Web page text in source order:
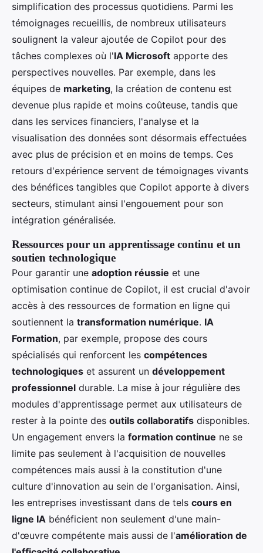
simplification des processus quotidiens. Parmi les
témoignages recueillis, de nombreux utilisateurs
soulignent la valeur ajoutée de Copilot pour des
tâches complexes où l'IA Microsoft apporte des
perspectives nouvelles. Par exemple, dans les
équipes de marketing, la création de contenu est
devenue plus rapide et moins coûteuse, tandis que
dans les services financiers, l'analyse et la
visualisation des données sont désormais effectuées
avec plus de précision et en moins de temps. Ces
retours d'expérience servent de témoignages vivants
des bénéfices tangibles que Copilot apporte à divers
secteurs, stimulant ainsi l'engouement pour son
intégration généralisée.
Ressources pour un apprentissage continu et un
soutien technologique
Pour garantir une adoption réussie et une
optimisation continue de Copilot, il est crucial d'avoir
accès à des ressources de formation en ligne qui
soutiennent la transformation numérique. IA
Formation, par exemple, propose des cours
spécialisés qui renforcent les compétences
technologiques et assurent un développement
professionnel durable. La mise à jour régulière des
modules d'apprentissage permet aux utilisateurs de
rester à la pointe des outils collaboratifs disponibles.
Un engagement envers la formation continue ne se
limite pas seulement à l'acquisition de nouvelles
compétences mais aussi à la constitution d'une
culture d'innovation au sein de l'organisation. Ainsi,
les entreprises investissant dans de tels cours en
ligne IA bénéficient non seulement d'une main-
d'œuvre compétente mais aussi de l'amélioration de